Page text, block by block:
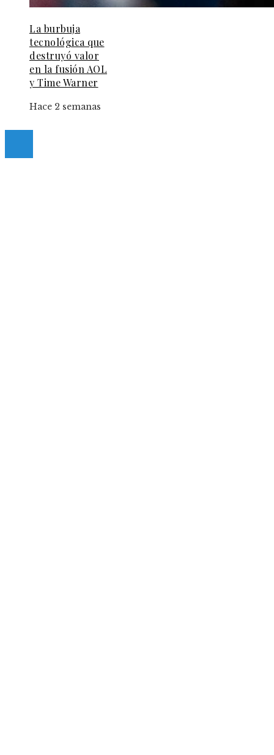
La burbuja
tecnológica que
destruyó valor
en la fusión AOL
y Time Warner
Hace 2 semanas